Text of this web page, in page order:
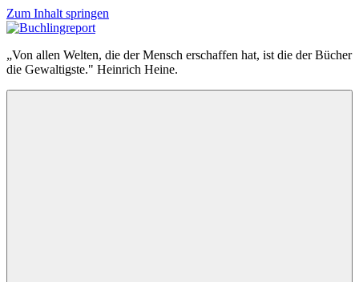
Zum Inhalt springen
Buchlingreport
„Von allen Welten, die der Mensch erschaffen hat, ist die der Bücher
die Gewaltigste." Heinrich Heine.